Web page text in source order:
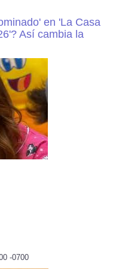
en 'La Casa
Así cambia la
-0700